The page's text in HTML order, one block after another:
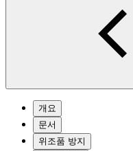
개요
문서
위조품 방지